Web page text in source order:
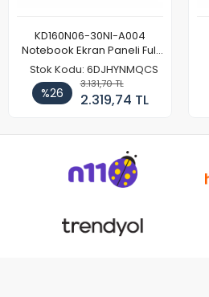
KD160N06-30NI-A004
Notebook Ekran Paneli Full
HD
Stok Kodu: 6DJHYNMQCS
%26
3.131,70 TL
2.319,74 TL